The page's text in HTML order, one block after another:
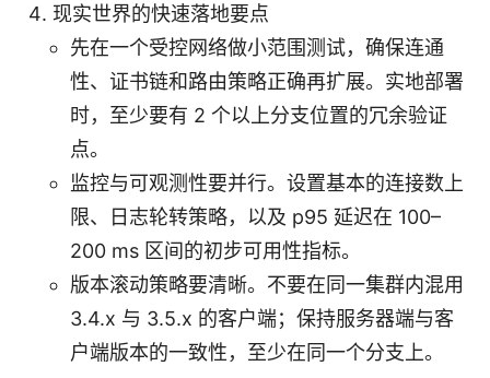
现实世界的快速落地要点
先在一个受控网络做小范围测试，确保连通
性、证书链和路由策略正确再扩展。实地部署
时，至少要有 2 个以上分支位置的冗余验证
点。
监控与可观测性要并行。设置基本的连接数上
限、日志轮转策略，以及 p95 延迟在 100–
200 ms 区间的初步可用性指标。
版本滚动策略要清晰。不要在同一集群内混用
3.4.x 与 3.5.x 的客户端；保持服务器端与客
户端版本的一致性，至少在同一个分支上。